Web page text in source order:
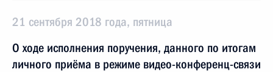
21 сентября 2018 года, пятница
О ходе исполнения поручения, данного по итогам
личного приёма в режиме видео-конференц-связи